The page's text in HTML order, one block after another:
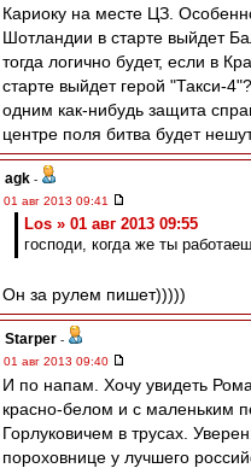
Кариоку на месте ЦЗ.
Шотландии в старте выйдет
тогда логично будет, если в
старте выйдет герой "Такси-
одним как-нибудь защита
центре поля битва будет
agk -
01 авг 2013 09:41
Los » 01 авг 2013 09:55
господи, когда же ты
Он за рулем пишет)))))
Starper -
01 авг 2013 09:40
И по напам. Хочу увидеть
красно-белом и с маленьким
Горлуковичем в трусах.
пороховнице у лучшего